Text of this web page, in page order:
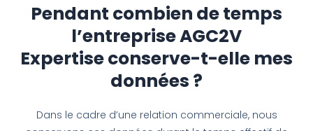
Pendant combien de temps
l’entreprise AGC2V
Expertise conserve-t-elle mes
données ?
Dans le cadre d’une relation commerciale, nous